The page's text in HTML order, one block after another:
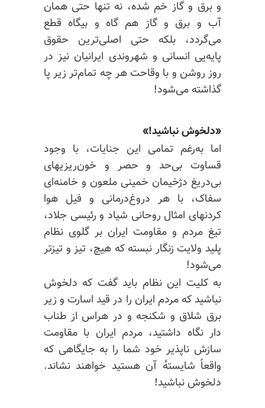
و برق و گاز خم شده، نه تنها حتی همان
آب و برق و گاز هم گاه و بیگاه قطع
می‌گردد، بلکه حتی اصلی‌ترین حقوق
پایه‌یی انسانی و شهروندی ایرانیان نیز در
روز روشن و با وقاحت هر چه تمام‌تر زیر پا
گذاشته می‌شود!
«دلخوش نباشید!»
اما به‌رغم تمامی این جنایات، با وجود
قساوت بی‌حد و حصر و خون‌ریزیهای
بی‌دریغ دژخیمان خمینی ملعون و خامنه‌ای
سفاک، با هر دروغ‌درمانی و فیل هوا
کردنهای امثال روحانی شیاد و رئیسی جلاد،
تیغ مردم و مقاومت ایران بر گلوی نظام
پلید ولایت زنگار نبسته که هیچ، تیز و تیزتر
می‌شود!
به کلیت این نظام باید گفت که دلخوش
نباشید که مردم ایران را در قید اسارت و زیر
برق شلاق و شکنجه و در هراس از طناب
دار نگاه داشتید، مردم ایران با مقاومت
سازش ناپذیر خود شما را به جایگاهی که
واقعاً شایسته‌ٔ آن هستید خواهند نشاند.
دلخوش نباشید!